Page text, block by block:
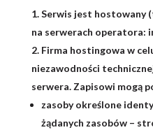
Serwis jest hostowany
na serwerach operatora:
Firma hostingowa w
niezawodności
serwera. Zapisowi mogą
zasoby określone
żądanych zasobów –